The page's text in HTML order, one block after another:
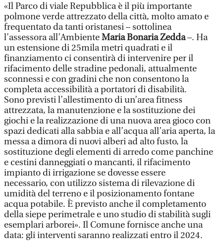
«Il Parco di viale Repubblica è il più importante
polmone verde attrezzato della città, molto amato e
frequentato da tanti oristanesi – sottolinea
l’assessora all’AmbienteMaria Bonaria Zedda–. Ha
un estensione di 25mila metri quadrati e il
finanziamento ci consentirà di intervenire per il
rifacimento delle stradine pedonali, attualmente
sconnessi e con gradini che non consentono la
completa accessibilità a portatori di disabilità.
Sono previsti l’allestimento di un’area fitness
attrezzata, la manutenzione e la sostituzione dei
giochi e la realizzazione di una nuova area gioco con
spazi dedicati alla sabbia e all’acqua all’aria aperta, la
messa a dimora di nuovi alberi ad alto fusto, la
sostituzione degli elementi di arredo come panchine
e cestini danneggiati o mancanti, il rifacimento
impianto di irrigazione se dovesse essere
necessario, con utilizzo sistema di rilevazione di
umidità del terreno e il posizionamento fontane
acqua potabile. È previsto anche il completamento
della siepe perimetrale e uno studio di stabilità sugli
esemplari arborei». Il Comune fornisce anche una
data: gli interventi saranno realizzati entro il 2024.